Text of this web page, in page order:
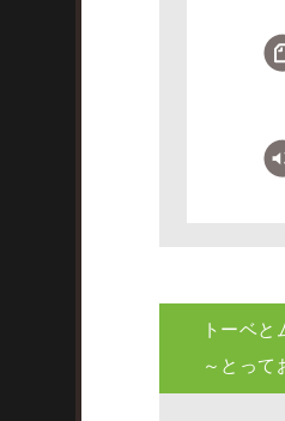
トーベと
～とって